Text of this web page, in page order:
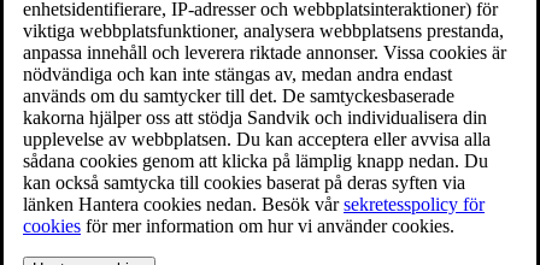
enhetsidentifierare, IP-adresser och webbplatsinteraktioner) för
viktiga webbplatsfunktioner, analysera webbplatsens prestanda,
anpassa innehåll och leverera riktade annonser. Vissa cookies är
nödvändiga och kan inte stängas av, medan andra endast
används om du samtycker till det. De samtyckesbaserade
kakorna hjälper oss att stödja Sandvik och individualisera din
upplevelse av webbplatsen. Du kan acceptera eller avvisa alla
sådana cookies genom att klicka på lämplig knapp nedan. Du
kan också samtycka till cookies baserat på deras syften via
länken Hantera cookies nedan. Besök vårsekretesspolicy för
cookies för mer information om hur vi använder cookies.